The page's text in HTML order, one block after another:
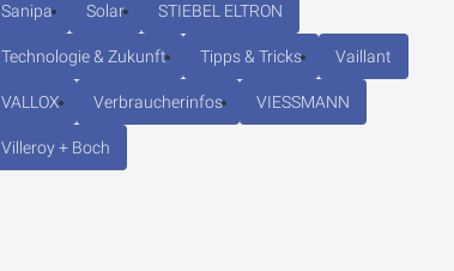
Sanipa Solar STIEBEL ELTRON
Technologie & Zukunft Tipps & Tricks Vaillant
VALLOX Verbraucherinfos VIESSMANN
Villeroy + Boch